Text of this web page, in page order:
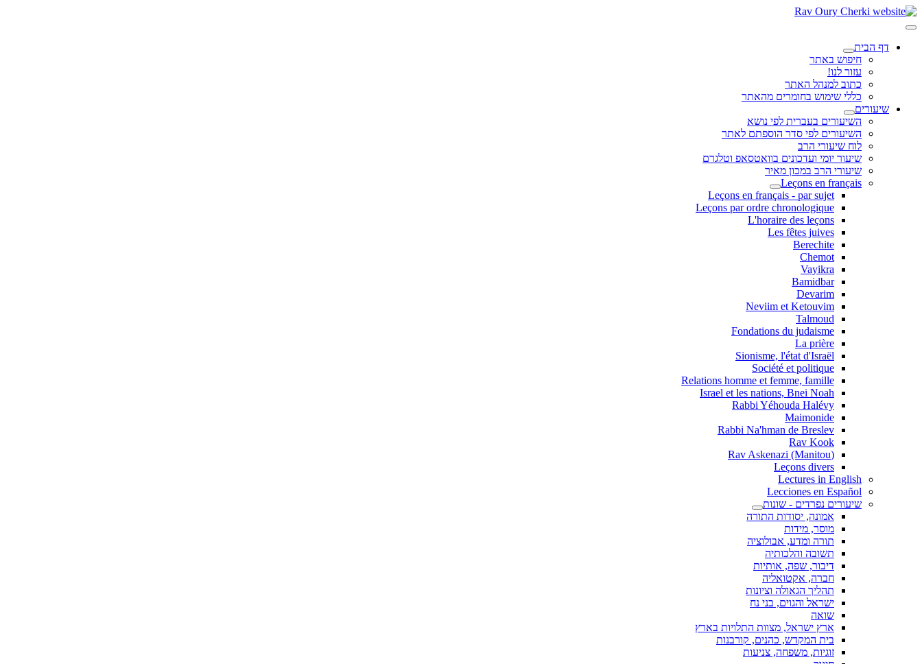
דף הבית
חיפוש באתר
עזור לנו!
כתוב למנהל האתר
כללי שימוש בחומרים מהאתר
שיעורים
השיעורים בעברית לפי נושא
השיעורים לפי סדר הוספתם לאתר
לוח שיעורי הרב
שיעור יומי ועדכונים בוואטסאפ וטלגרם
שיעורי הרב במכון מאיר
Leçons en français
Leçons en français - par sujet
Leçons par ordre chronologique
L'horaire des leçons
Les fêtes juives
Berechite
Chemot
Vayikra
Bamidbar
Devarim
Neviim et Ketouvim
Talmoud
Fondations du judaisme
La prière
Sionisme, l'état d'Israël
Société et politique
Relations homme et femme, famille
Israel et les nations, Bnei Noah
Rabbi Yéhouda Halévy
Maimonide
Rabbi Na'hman de Breslev
Rav Kook
(Rav Askenazi (Manitou
Leçons divers
Lectures in English
Lecciones en Español
שיעורים נפרדים - שונות
אמונה, יסודות התורה
מוסר, מידות
תורה ומדע, אבולוציה
תשובה והלכותיה
דיבור, שפה, אותיות
חברה, אקטואליה
תהליך הגאולה וציונות
ישראל והגוים, בני נח
שואה
ארץ ישראל, מצוות התלויות בארץ
בית המקדש, כהנים, קורבנות
זוגיות, משפחה, צניעות